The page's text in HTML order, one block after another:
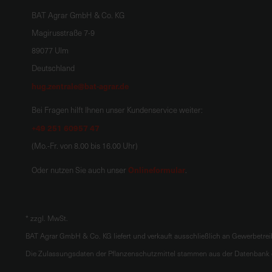
BAT Agrar GmbH & Co. KG
Magirusstraße 7-9
89077 Ulm
Deutschland
hug.zentrale@bat-agrar.de
Bei Fragen hilft Ihnen unser Kundenservice weiter:
+49 251 60957 47
(Mo.-Fr. von 8.00 bis 16.00 Uhr)
Oder nutzen Sie auch unser Onlineformular.
* zzgl. MwSt.
BAT Agrar GmbH & Co. KG liefert und verkauft ausschließlich an
Die Zulassungsdaten der Pflanzenschutzmittel stammen aus der